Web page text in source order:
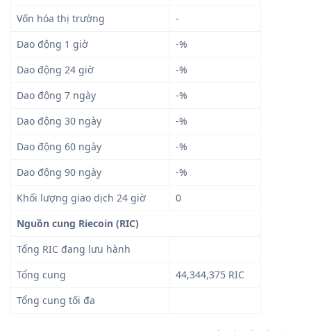
Vốn hóa thị trường
-
Dao động 1 giờ
-%
Dao động 24 giờ
-%
Dao động 7 ngày
-%
Dao động 30 ngày
-%
Dao động 60 ngày
-%
Dao động 90 ngày
-%
Khối lượng giao dịch 24 giờ
0
Nguồn cung Riecoin (RIC)
Tổng RIC đang lưu hành
Tổng cung
44,344,375 RIC
Tổng cung tối đa